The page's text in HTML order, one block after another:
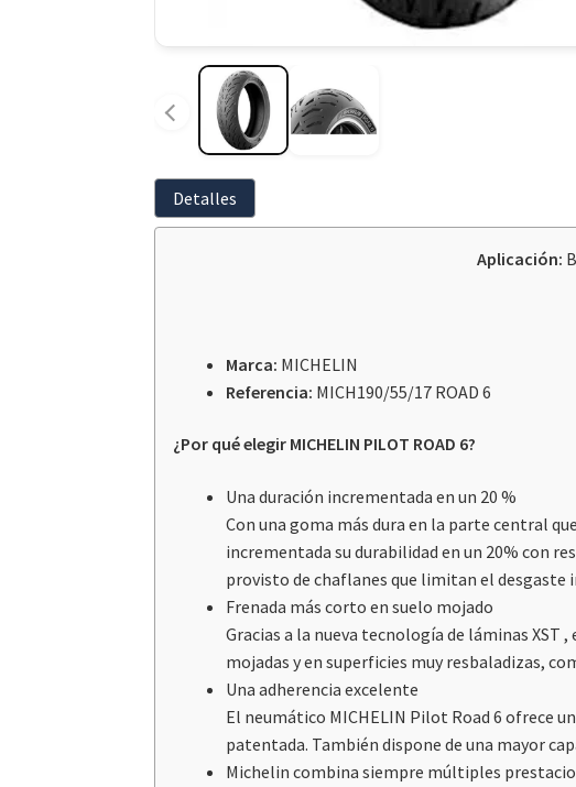
Detalles
Aplicación:
Marca: MICHELIN
Referencia: MICH190/55/17 ROAD 6
¿Por qué elegir MICHELIN PILOT ROAD 6?
Una duración incrementada en un 20 %
Con una goma más dura en la parte central
incrementada su durabilidad en un 20% con
provisto de chaflanes que limitan el desgaste
Frenada más corto en suelo mojado
Gracias a la nueva tecnología de láminas
mojadas y en superficies muy resbaladizas,
Una adherencia excelente
El neumático MICHELIN Pilot Road 6 ofrece
patentada. También dispone de una mayor
Michelin combina siempre múltiples